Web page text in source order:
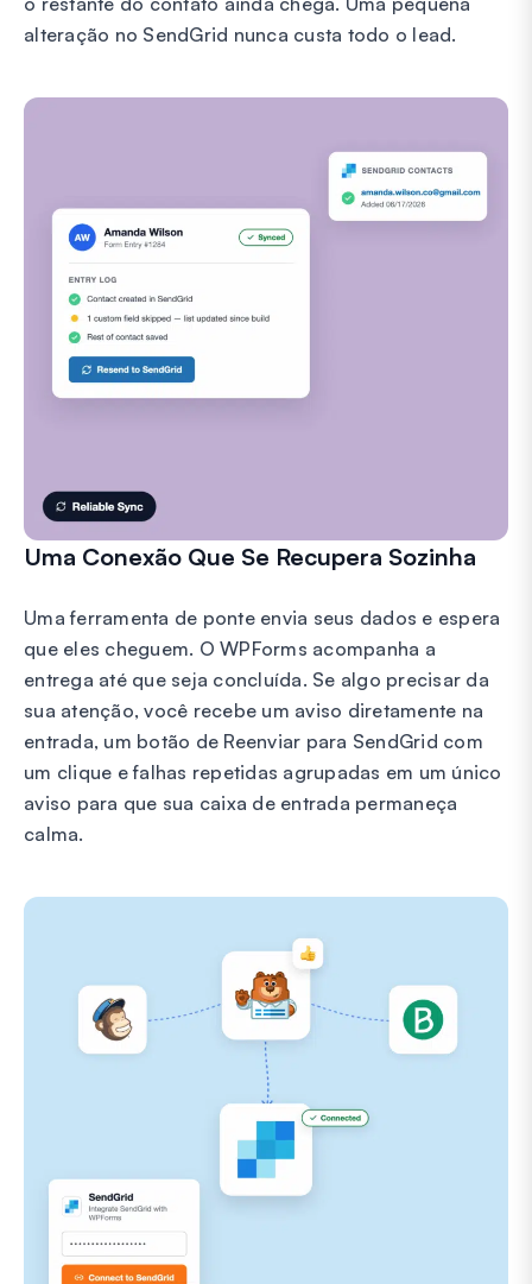
alteração no SendGrid nunca custa todo o lead.
Uma Conexão Que Se Recupera Sozinha
Uma ferramenta de ponte envia seus dados e espera
que eles cheguem. O WPForms acompanha a
entrega até que seja concluída. Se algo precisar da
sua atenção, você recebe um aviso diretamente na
entrada, um botão de Reenviar para SendGrid com
um clique e falhas repetidas agrupadas em um único
aviso para que sua caixa de entrada permaneça
calma.